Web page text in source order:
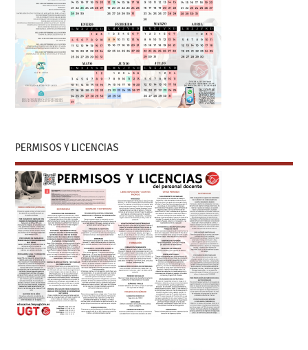
PERMISOS Y LICENCIAS